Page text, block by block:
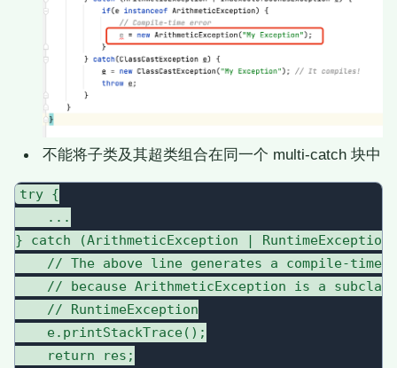
不能将子类及其超类组合在同一个 multi-catch 块中
try {
    ...
} catch (ArithmeticException |
// The above line generates a compile-time
// because ArithmeticException is a
    // RuntimeException
    e.printStackTrace();
    return res;